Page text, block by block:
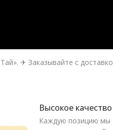
✈ Заказывайте с
Высокое качество
Каждую позицию мы